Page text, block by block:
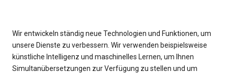
Wir entwickeln ständig neue Technologien und Funktionen, um
unsere Dienste zu verbessern. Wir verwenden beispielsweise
künstliche Intelligenz und maschinelles Lernen, um Ihnen
Simultanübersetzungen zur Verfügung zu stellen und um